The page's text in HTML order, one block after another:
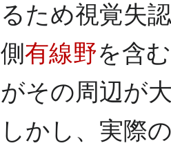
るため視覚失
側 有線野を含む
がその周辺が
しかし、実際